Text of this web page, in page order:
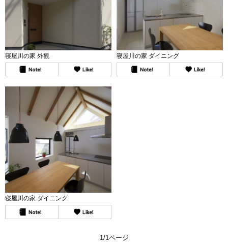
寝屋川の家 外観 寝屋川の家 ダイニング
寝屋川の家 ダイニング
1/1ページ